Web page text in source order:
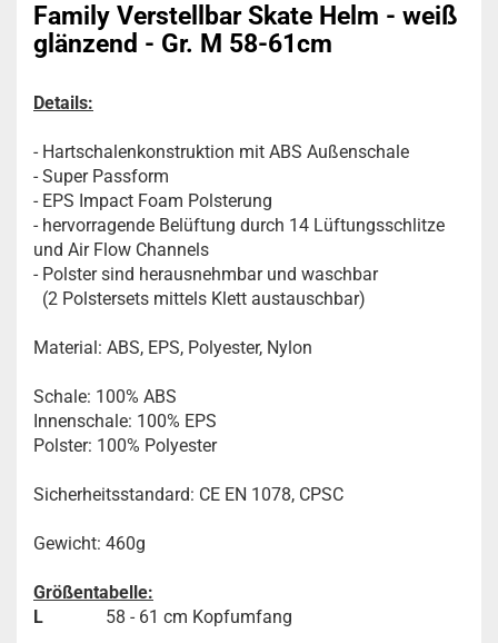
Family Verstellbar Skate Helm - weiß
glänzend - Gr. M 58-61cm
Details:
- Hartschalenkonstruktion mit ABS Außenschale
- Super Passform
- EPS Impact Foam Polsterung
- hervorragende Belüftung durch 14 Lüftungsschlitze
und Air Flow Channels
- Polster sind herausnehmbar und waschbar
(2 Polstersets mittels Klett austauschbar)
Material: ABS, EPS, Polyester, Nylon
Schale: 100% ABS
Innenschale: 100% EPS
Polster: 100% Polyester
Sicherheitsstandard: CE EN 1078, CPSC
Gewicht: 460g
Größentabelle:
L
58 - 61 cm Kopfumfang